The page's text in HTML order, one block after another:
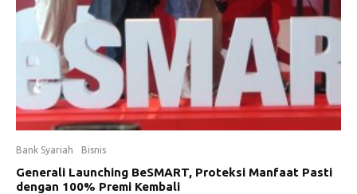
Bank Syariah Bisnis
Generali Launching BeSMART, Proteksi Manfaat Pasti
dengan 100% Premi Kembali